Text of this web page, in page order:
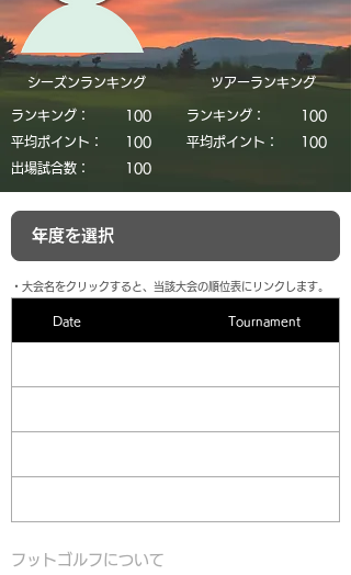
シーズンランキング
ランキング：
​100
平均ポイント：
​100
​出場試合数：
​100
​ツアーランキング
ランキング：
​100
平均ポイント：
​100
​・大会名をクリックすると、当該大会の順位表にリンクします。
Date Tournament
フットゴルフについて